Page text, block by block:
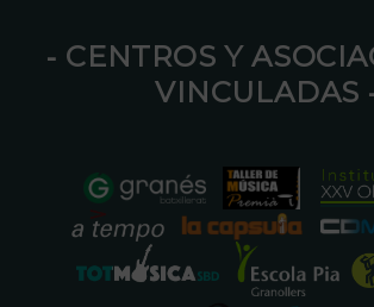
⁃ CENTROS Y
VINCULADAS